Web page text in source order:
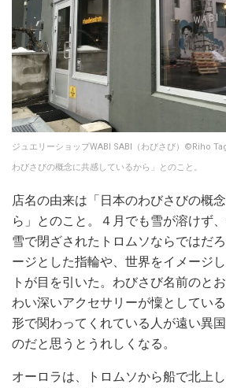
ジュエリーショップWABI SABI（わびさび）©Riho
わびさびの概念に共感しているから」とのこと。
店名の由来は「日本のわびさびの概
ら」とのこと。４月でも雪が溶けず
雪で閉ざされたトロムソならではだ
ージとした指輪や、世界をイメージ
トが目を引いた。わびさび名前のと
わい深いアクセサリーが懍としてい
形で関わってくれている人が遠い異
のだと思うとうれしくなる。
オーロラは、トロムソから船で北上